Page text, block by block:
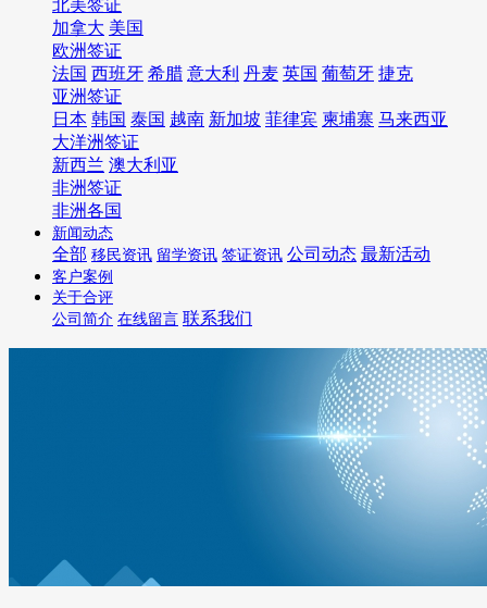
北美签证
加拿大 美国
欧洲签证
法国 西班牙 希腊 意大利 丹麦 英国 葡萄牙 捷克
亚洲签证
日本 韩国 泰国 越南 新加坡 菲律宾 柬埔寨 马来西亚
大洋洲签证
新西兰 澳大利亚
非洲签证
非洲各国
新闻动态
全部 移民资讯 留学资讯 签证资讯 公司动态 最新活动
客户案例
关于合评
公司简介 在线留言 联系我们